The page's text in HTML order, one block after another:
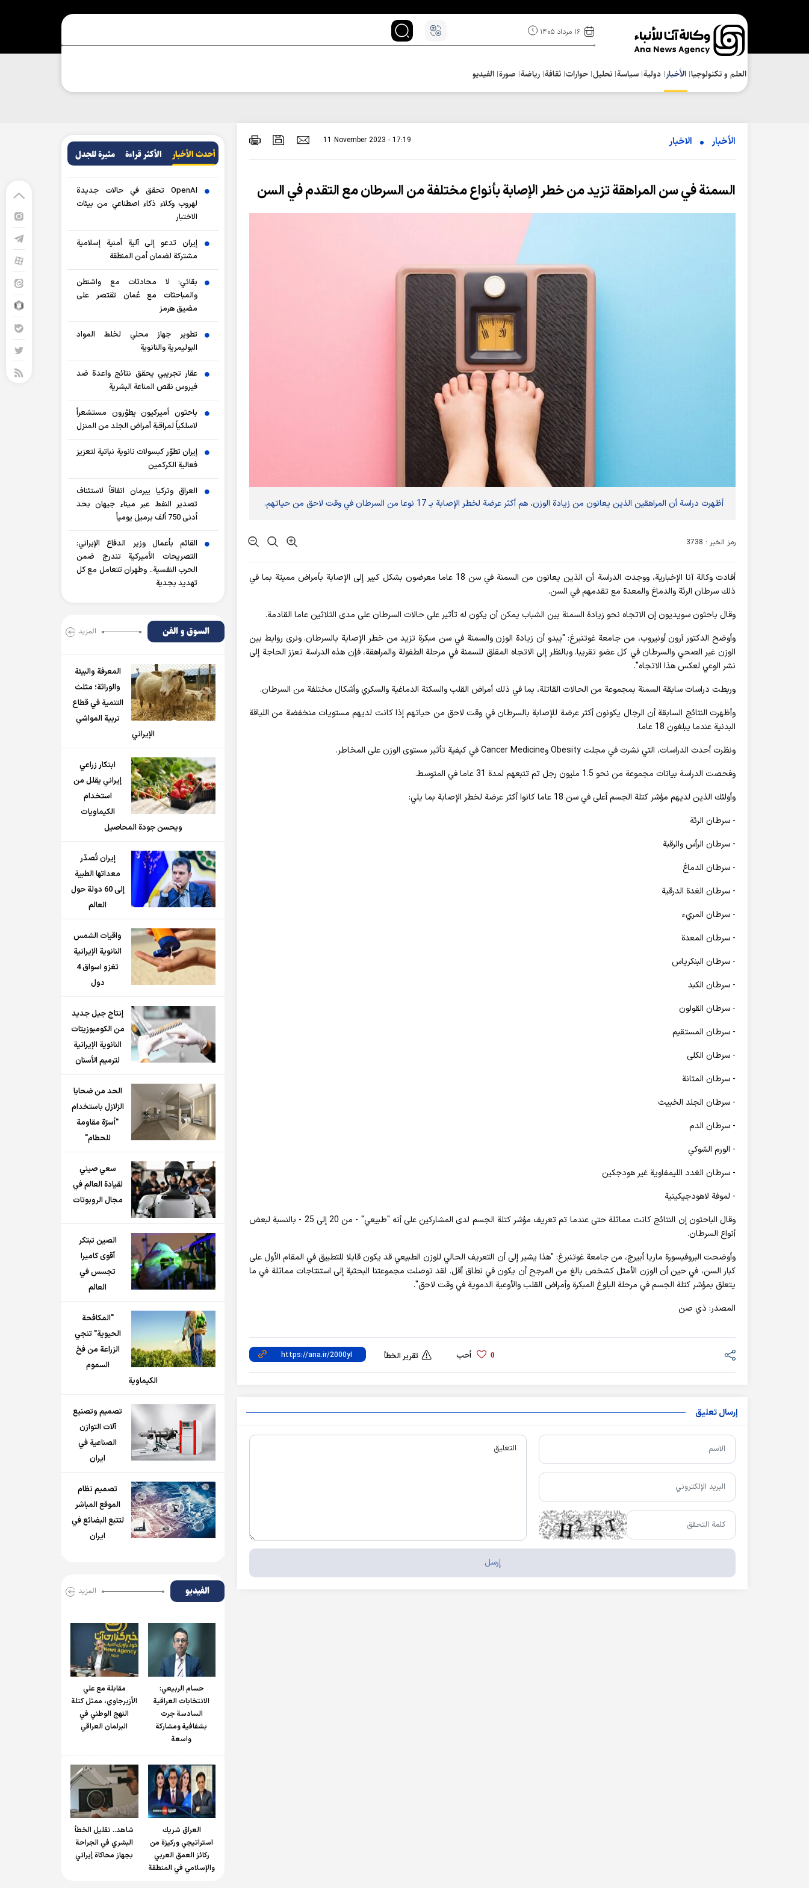
۱۶ مرداد ۱۴۰۵
العلم و تکنولوجیا الأخبار دولية سياسة تحلیل حوارات ثقافة رياضة صورة الفيديو
الأخبار الاخبار 11 November 2023 - 17:19
السمنة في سن المراهقة تزيد من خطر الإصابة بأنواع مختلفة من السرطان مع التقدم في السن
أظهرت دراسة أن المراهقين الذين يعانون من زيادة الوزن، هم أكثر عرضة لخطر الإصابة بـ 17 نوعا من السرطان في وقت لاحق من حياتهم.
رمز الخبر : 3738
أفادت وکالة آنا الإخباریة، ووجدت الدراسة أن الذين يعانون من السمنة في سن 18 عاما معرضون بشكل كبير إلى الإصابة بأمراض مميتة بما في
ذلك سرطان الرئة والدماغ والمعدة مع تقدمهم في السن.
وقال باحثون سويديون إن الاتجاه نحو زيادة السمنة بين الشباب يمكن أن يكون له تأثير على حالات السرطان على مدى الثلاثين عاما القادمة.
وأوضح الدكتور آرون أونيروب، من جامعة غوتنبرغ: "يبدو أن زيادة الوزن والسمنة في سن مبكرة تزيد من خطر الإصابة بالسرطان. ونرى روابط بين
الوزن غير الصحي والسرطان في كل عضو تقريبا. وبالنظر إلى الاتجاه المقلق للسمنة في مرحلة الطفولة والمراهقة، فإن هذه الدراسة تعزز الحاجة إلى
نشر الوعي لعكس هذا الاتجاه".
وربطت دراسات سابقة السمنة بمجموعة من الحالات القاتلة، بما في ذلك أمراض القلب والسكتة الدماغية والسكري وأشكال مختلفة من السرطان.
وأظهرت النتائج السابقة أن الرجال يكونون أكثر عرضة للإصابة بالسرطان في وقت لاحق من حياتهم إذا كانت لديهم مستويات منخفضة من اللياقة
البدنية عندما يبلغون 18 عاما.
ونظرت أحدث الدراسات، التي نشرت في مجلت Obesity وCancer Medicine في كيفية تأثير مستوى الوزن على المخاطر.
وفحصت الدراسة بيانات مجموعة من نحو 1.5 مليون رجل تم تتبعهم لمدة 31 عاما في المتوسط.
وأولئك الذين لديهم مؤشر كتلة الجسم أعلى في سن 18 عاما كانوا أكثر عرضة لخطر الإصابة بما يلي:
- سرطان الرئة
- سرطان الرأس والرقبة
- سرطان الدماغ
- سرطان الغدة الدرقية
- سرطان المريء
- سرطان المعدة
- سرطان البنكرياس
- سرطان الكبد
- سرطان القولون
- سرطان المستقيم
- سرطان الكلى
- سرطان المثانة
- سرطان الجلد الخبيث
- سرطان الدم
- الورم الشوكي
- سرطان الغدد الليمفاوية غير هودجكين
- لموفة لاهودجيكينية
وقال الباحثون إن النتائج كانت مماثلة حتى عندما تم تعريف مؤشر كتلة الجسم لدى المشاركين على أنه "طبيعي" - من 20 إلى 25 - بالنسبة لبعض
أنواع السرطان.
وأوضحت البروفيسورة ماريا أبيرج، من جامعة غوتنبرغ: "هذا يشير إلى أن التعريف الحالي للوزن الطبيعي قد يكون قابلا للتطبيق في المقام الأول على
كبار السن، في حين أن الوزن الأمثل كشخص بالغ من المرجح أن يكون في نطاق أقل. لقد توصلت مجموعتنا البحثية إلى استنتاجات مماثلة في ما
يتعلق بمؤشر كتلة الجسم في مرحلة البلوغ المبكرة وأمراض القلب والأوعية الدموية في وقت لاحق".
المصدر: ذي صن
0 أحب تقرير الخطأ
إرسال تعليق
أحدث الأخبار الأکثر قراءة مثيرة للجدل
OpenAI تحقق في حالات جديدة
لهروب وكلاء ذكاء اصطناعي من بيئات
الاختبار
إيران تدعو إلى آلية أمنية إسلامية
مشتركة لضمان أمن المنطقة
بقائي: لا محادثات مع واشنطن
والمباحثات مع عُمان تقتصر على
مضيق هرمز
تطوير جهاز محلي لخلط المواد
البوليمرية والنانوية
عقار تجريبي يحقق نتائج واعدة ضد
فيروس نقص المناعة البشرية
باحثون أميركيون يطوّرون مستشعراً
لاسلكياً لمراقبة أمراض الجلد من المنزل
إيران تطوّر كبسولات نانوية نباتية لتعزيز
فعالية الكركمين
العراق وتركيا يبرمان اتفاقاً لاستئناف
تصدير النفط عبر ميناء جيهان بحد
أدنى 750 ألف برميل يومياً
القائم بأعمال وزير الدفاع الإيراني:
التصريحات الأميركية تندرج ضمن
الحرب النفسية.. وطهران تتعامل مع كل
تهديد بجدية
السوق و الفن المزید
المعرفة والبيئة
والوراثة؛ مثلث
التنمية في قطاع
تربية المواشي
الإيراني
ابتكار زراعي
إيراني يقلل من
استخدام
الكيماويات
ويحسن جودة المحاصيل
إيران تُصدّر
معداتها الطبية
إلى 60 دولة حول
العالم
واقيات الشمس
النانوية الإيرانية
تغزو اسواق 4
دول
إنتاج جيل جديد
من الكومبوزيتات
النانوية الإيرانية
لترميم الأسنان
الحد من ضحايا
الزلازل باستخدام
"أسرّة مقاومة
للحطام"
سعي صيني
لقيادة العالم في
مجال الروبوتات
الصين تبتكر
أقوى كاميرا
تجسس في
العالم
"المكافحة
الحيوية" تنجي
الزراعة من فخ
السموم
الكيماوية
تصميم وتصنيع
آلات التوازن
الصناعية في
ايران
تصميم نظام
الموقع المباشر
لتتبع البضائع في
ايران
الفیدیو المزید
حسام الربیعي:
الانتخابات العراقية
السادسة جرت
بشفافية ومشاركة
واسعة
مقابلة مع علي
الأزبرجاوي، ممثل كتلة
النهج الوطني في
البرلمان العراقي
العراق شريك
استراتيجي وركيزة من
ركائز العمق العربي
والإسلامي في المنطقة
شاهد.. تقليل الخطأ
البشري في الجراحة
بجهاز محاكاة إيراني